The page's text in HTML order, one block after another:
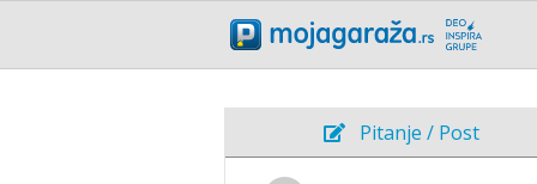
Pitanje / Post